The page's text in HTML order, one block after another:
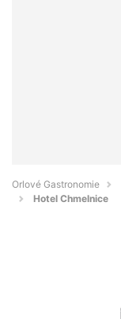
Orlové Gastronomie
Hotel Chmelnice